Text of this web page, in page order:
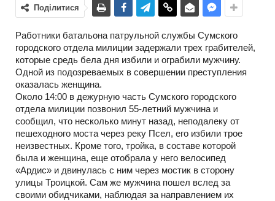
Поділитися
Работники батальона патрульной службы Сумского
городского отдела милиции задержали трех грабителей,
которые средь бела дня избили и ограбили мужчину.
Одной из подозреваемых в совершении преступления
оказалась женщина.
Около 14:00 в дежурную часть Сумского городского
отдела милиции позвонил 55-летний мужчина и
сообщил, что несколько минут назад, неподалеку от
пешеходного моста через реку Псел, его избили трое
неизвестных. Кроме того, тройка, в составе которой
была и женщина, еще отобрала у него велосипед
«Ардис» и двинулась с ним через мостик в сторону
улицы Троицкой. Сам же мужчина пошел вслед за
своими обидчиками, наблюдая за направлением их